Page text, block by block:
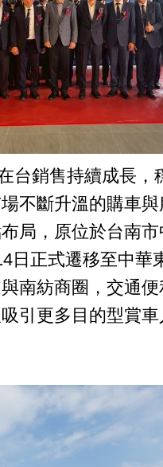
台銷售持續成長，
不斷升溫的購車
局，原位於台南
日正式遷移至中華
南紡商圈，交通
引更多目的型賞